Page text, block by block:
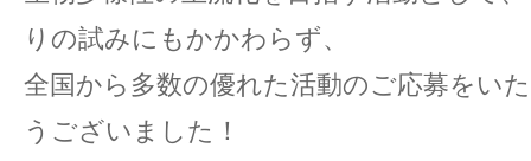
りの試みにもかかわらず、
全国から多数の優れた活動のご応募をい
うございました！